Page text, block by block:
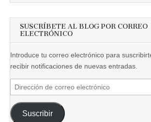
SUSCRÍBETE AL BLOG POR CORREO
ELECTRÓNICO
Introduce tu correo electrónico para
recibir notificaciones de nuevas entradas.
Dirección
de
correo
electrónico
Suscribir